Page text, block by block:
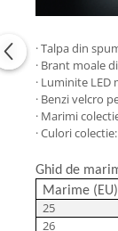
· Talpa din
· Brant moale
· Luminite
· Benzi velcro
· Marimi
· Culori
Ghid de
Marime (EU)
25
26